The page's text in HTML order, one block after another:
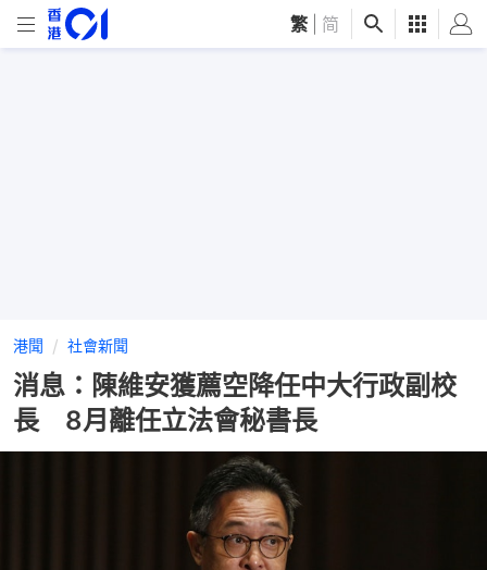
繁 简
港聞 社會新聞
消息：陳維安獲薦空降任中大行政副校
長 8月離任立法會秘書長